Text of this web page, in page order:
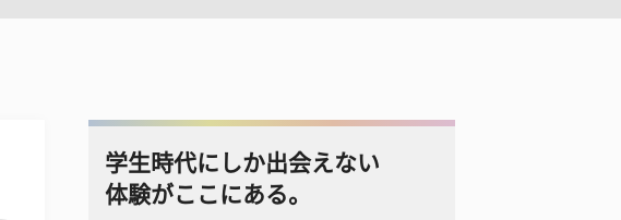
学生時代にしか出会えない
体験がここにある。